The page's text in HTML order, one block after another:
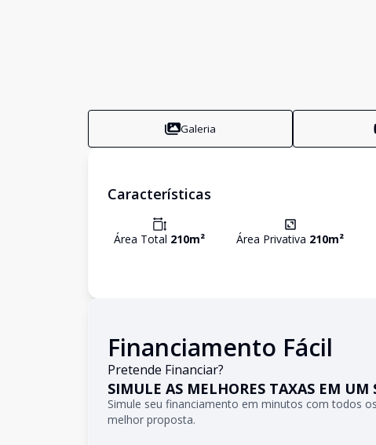
Galeria
Características
Área Total 210m² Área Privativa 210m²
Financiamento Fácil
Pretende Financiar?
SIMULE AS MELHORES TAXAS EM UM
Simule seu financiamento em minutos com todos
melhor proposta.